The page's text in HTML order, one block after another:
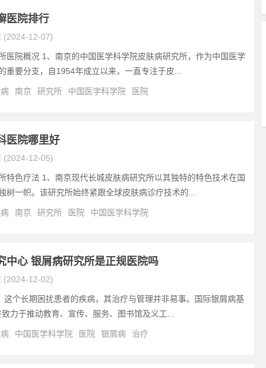
医院排行
(2024-12-07)
医院概况 1、南京的中国医学科学院皮肤病研究所，作为中国医学
重要分支，自1954年成立以来，一直专注于皮...
南京 研究所 中国医学科学院 医院
医院哪里好
(2024-12-05)
特色疗法 1、南京现代长城皮肤病研究所以其独特的特色技术在国
树一帜。该研究所始终紧跟全球皮肤病诊疗技术的...
南京 研究所 医院 中国医学科学院
中心 银屑病研究所是正规医院吗
(2024-12-02)
这个长期困扰患者的疾病，其治疗与管理并非易事。国际银屑病基
力于推动教育、宣传、服务、图书馆及义工...
中国医学科学院 医院 银屑病 治疗